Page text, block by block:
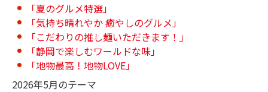
「夏のグルメ特選」
「気持ち晴れやか 癒やしのグルメ」
「こだわりの推し麺いただきます！」
「静岡で楽しむワールドな味」
「地物最高！地物LOVE」
2026年5月のテーマ